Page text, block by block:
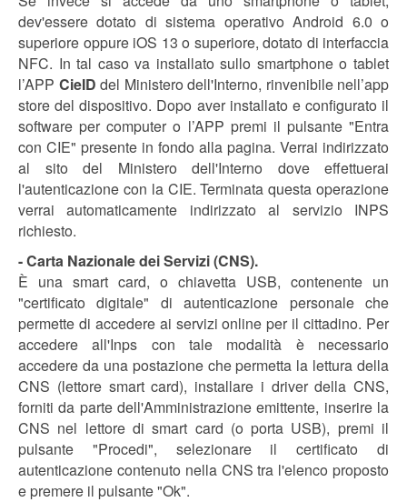
dev'essere dotato di sistema operativo Android 6.0 o
superiore oppure iOS 13 o superiore, dotato di interfaccia
NFC. In tal caso va installato sullo smartphone o tablet
l’APP CieID del Ministero dell'Interno, rinvenibile nell’app
store del dispositivo. Dopo aver installato e configurato il
software per computer o l’APP premi il pulsante "Entra
con CIE" presente in fondo alla pagina. Verrai indirizzato
al sito del Ministero dell'Interno dove effettuerai
l'autenticazione con la CIE. Terminata questa operazione
verrai automaticamente indirizzato al servizio INPS
richiesto.
-Carta Nazionale dei Servizi(CNS).
È una smart card, o chiavetta USB, contenente un
"certificato digitale" di autenticazione personale che
permette di accedere ai servizi online per il cittadino. Per
accedere all'Inps con tale modalità è necessario
accedere da una postazione che permetta la lettura della
CNS (lettore smart card), installare i driver della CNS,
forniti da parte dell'Amministrazione emittente, inserire la
CNS nel lettore di smart card (o porta USB), premi il
pulsante "Procedi", selezionare il certificato di
autenticazione contenuto nella CNS tra l'elenco proposto
e premere il pulsante "Ok".